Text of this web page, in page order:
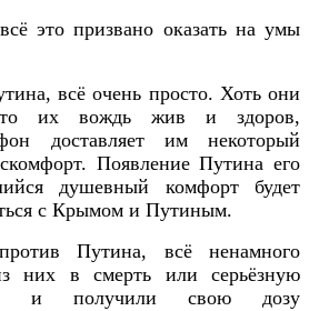
это призвано оказать на умы
всё очень просто. Хоть они
их вождь жив и здоров,
доставляет им некоторый
Появление Путина его
душевный комфорт будет
с Крымом и Путиным.
Путина, всё ненамного
них в смерть или серьёзную
и получили свою дозу